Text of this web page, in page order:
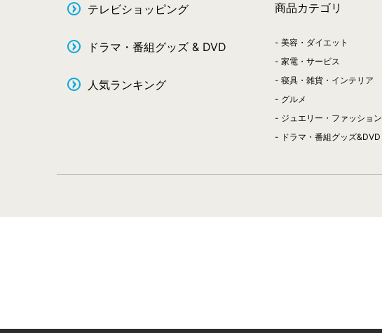
テレビショッピング
ドラマ・番組グッズ & DVD
人気ランキング
商品カテゴリ
美容・ダイエット
家電・サービス
寝具・雑貨・インテリア
グルメ
ジュエリー・ファッション
ドラマ・番組グッズ&DVD